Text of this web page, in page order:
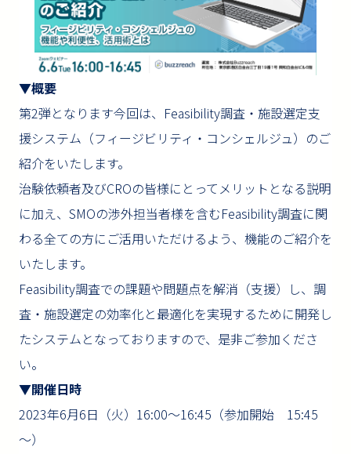
▼概要
第2弾となります今回は、Feasibility調査・施設選定支
援システム（フィージビリティ・コンシェルジュ）のご
紹介をいたします。
治験依頼者及びCROの皆様にとってメリットとなる説明
に加え、SMOの渉外担当者様を含むFeasibility調査に関
わる全ての方にご活用いただけるよう、機能のご紹介を
いたします。
Feasibility調査での課題や問題点を解消（支援）し、調
査・施設選定の効率化と最適化を実現するために開発し
たシステムとなっておりますので、是非ご参加くださ
い。
▼開催日時
2023年6月6日（火）16:00～16:45（参加開始 15:45
～）